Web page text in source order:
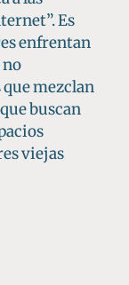
Es
enfrentan
no
mezclan
buscan
viejas